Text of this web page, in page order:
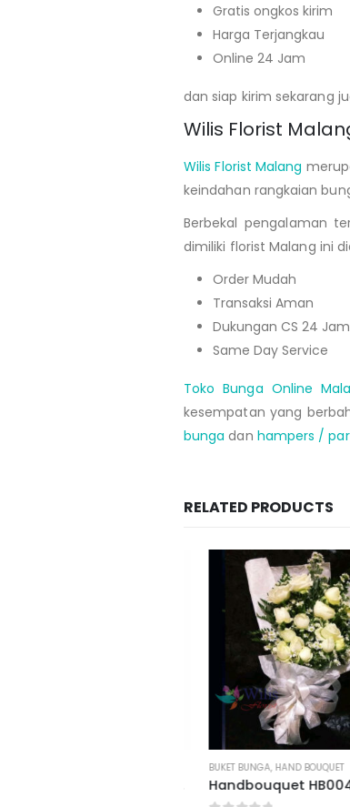
Gratis ongkos kirim
Harga Terjangkau
Online 24 Jam
dan siap kirim sekarang
Wilis Florist
Wilis Florist Malang
keindahan rangkaian
Berbekal pengalaman
dimiliki florist Malang ini
Order Mudah
Transaksi Aman
Dukungan CS 24 Jam
Same Day Service
Toko Bunga Online
kesempatan yang
bunga dan hampers /
RELATED PRODUCTS
BUKET BUNGA,HAND BOUQUET
Handbouquet HB004